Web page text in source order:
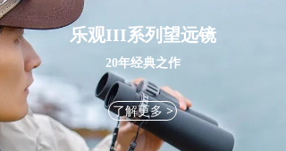
乐观III系列望远镜
20年经典之作
了解更多 >